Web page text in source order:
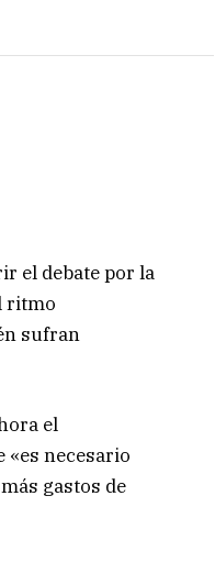
el debate por la
ritmo
sufran
el
«es necesario
gastos de